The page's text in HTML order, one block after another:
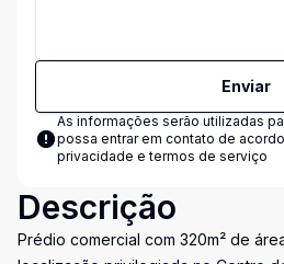
Enviar
As informações serão utilizadas
possa entrar em contato de
privacidade e termos de serviço
Descrição
Prédio comercial com 320m² de